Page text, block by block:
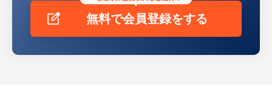
差別化を図っています。
・最新システム導入で業務効率UPを推進し
・特許を有する自社製品を開発し、納品実績
無料で会員登録をする